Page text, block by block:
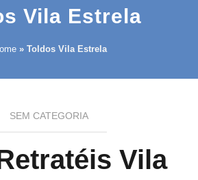
Vila Estrela
» Toldos Vila Estrela
SEM CATEGORIA
Vila